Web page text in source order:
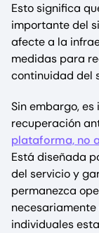
Esto significa
importante del
afecte a la
medidas para
continuidad del
Sin embargo,
recuperación
plataforma, no
Está diseñada
del servicio y
permanezca
individuales